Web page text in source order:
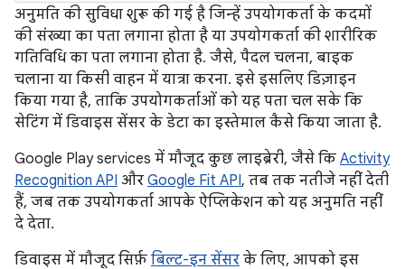
अनुमति की सुविधा शुरू की गई है जिन्हें उपयोगकर्ता के कदमों
की संख्या का पता लगाना होता है या उपयोगकर्ता की शारीरिक
गतिविधि का पता लगाना होता है. जैसे, पैदल चलना, बाइक
चलाना या किसी वाहन में यात्रा करना. इसे इसलिए डिज़ाइन
किया गया है, ताकि उपयोगकर्ताओं को यह पता चल सके कि
सेटिंग में डिवाइस सेंसर के डेटा का इस्तेमाल कैसे किया जाता है.
Google Play services में मौजूद कुछ लाइब्रेरी, जैसे कि Activity
Recognition API और Google Fit API, तब तक नतीजे नहीं देती
हैं, जब तक उपयोगकर्ता आपके ऐप्लिकेशन को यह अनुमति नहीं
दे देता.
डिवाइस में मौजूद सिर्फ़ बिल्ट-इन सेंसर के लिए, आपको इस